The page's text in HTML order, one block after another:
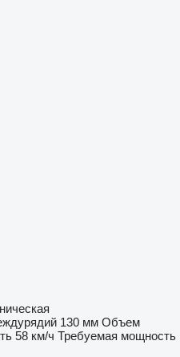
130 мм Объем
58 км/ч Требуемая мощность